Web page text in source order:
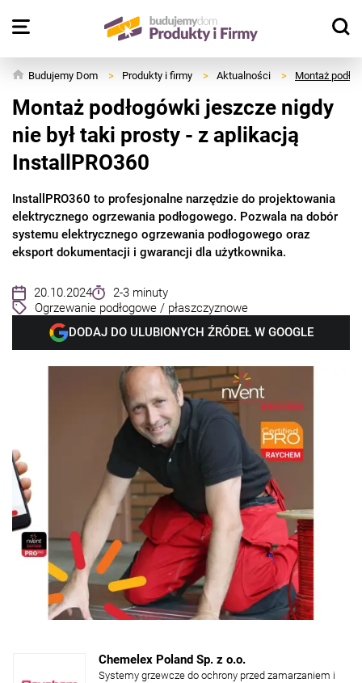
Budujemy Dom > Produkty i firmy > Aktualności > Montaż
Montaż podłogówki jeszcze nigdy
nie był taki prosty - z aplikacją
InstallPRO360
InstallPRO360 to profesjonalne narzędzie do projektowania
elektrycznego ogrzewania podłogowego. Pozwala na dobór
systemu elektrycznego ogrzewania podłogowego oraz
eksport dokumentacji i gwarancji dla użytkownika.
20.10.2024
2-3 minuty
Ogrzewanie podłogowe / płaszczyznowe
DODAJ DO ULUBIONYCH ŹRÓDEŁ W GOOGLE
Chemelex Poland Sp. z o.o.
Systemy grzewcze do ochrony przed zamarzaniem i